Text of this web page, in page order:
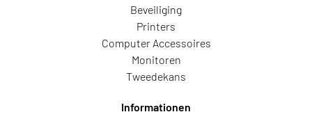
Beveiliging
Printers
Computer Accessoires
Monitoren
Tweedekans
Informationen